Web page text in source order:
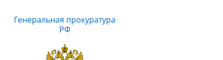
Генеральная прокуратура
РФ